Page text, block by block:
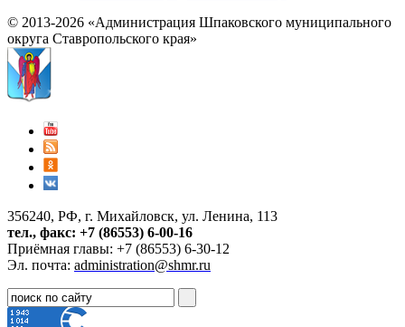
© 2013-2026 «Администрация Шпаковского муниципального
округа Ставропольского края»
356240, РФ, г. Михайловск, ул. Ленина, 113
тел., факс: +7 (86553) 6-00-16
Приёмная главы: +7 (86553) 6-30-12
Эл. почта: administration@shmr.ru